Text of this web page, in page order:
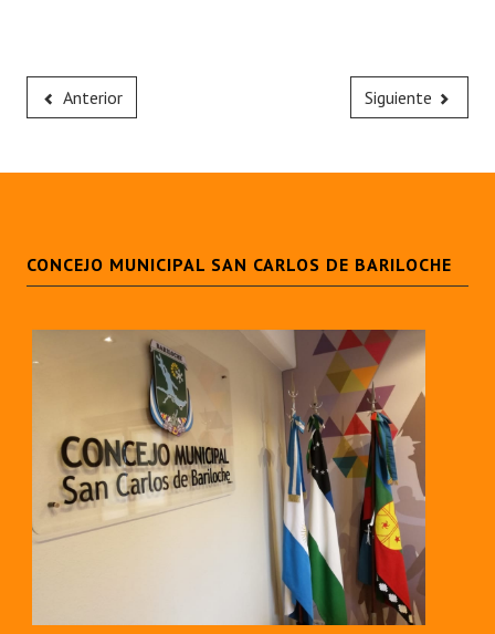
Anterior Siguiente
CONCEJO MUNICIPAL SAN CARLOS DE BARILOCHE